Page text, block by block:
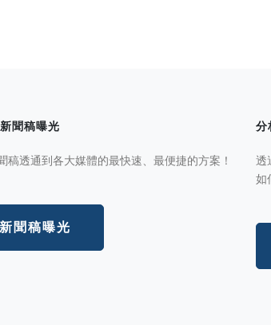
聞稿曝光
稿透通到各大媒體的最快速、最便捷的方案！
聞稿曝光
分
透
如